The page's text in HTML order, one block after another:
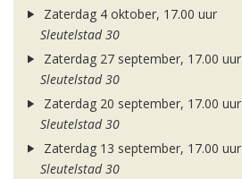
Zaterdag 4 oktober, 17.00 uur
Sleutelstad 30
Zaterdag 27 september, 17.00 uur
Sleutelstad 30
Zaterdag 20 september, 17.00 uur
Sleutelstad 30
Zaterdag 13 september, 17.00 uur
Sleutelstad 30